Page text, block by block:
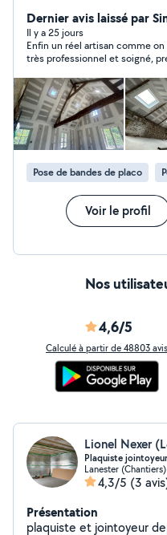
Rendu lisse, propre, prêt à peindre. Intervention rapide
dans tout le Morbihan. Qualité pro
#Préparation support
#jointoyeur
Dernier avis laissé par
Il y a 25 jours
Enfin un réel artisan comme on
très professionnel et soigné,
Pose de bandes de placo
Voir le profil
Nos
4,6/5
Calculé à partir de 48803 avis
Lionel Nexer
Plaquiste jointoyeur
Lanester (Chantiers)
4,3/5 (3
Présentation
plaquiste et jointoyeur